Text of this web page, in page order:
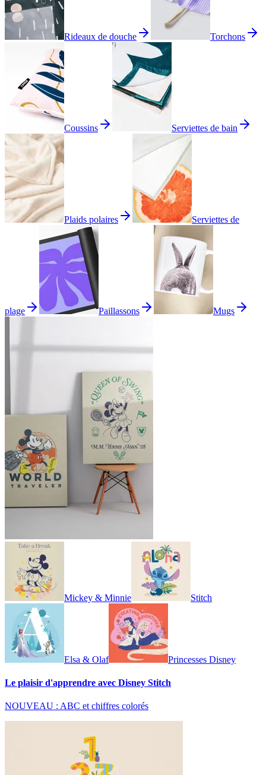
Rideaux de douche Torchons
Coussins Serviettes de bain
Plaids polaires Serviettes de
plage Paillassons Mugs
Mickey & Minnie Stitch
Elsa & Olaf Princesses Disney
Le plaisir d'apprendre avec Disney Stitch
NOUVEAU : ABC et chiffres colorés